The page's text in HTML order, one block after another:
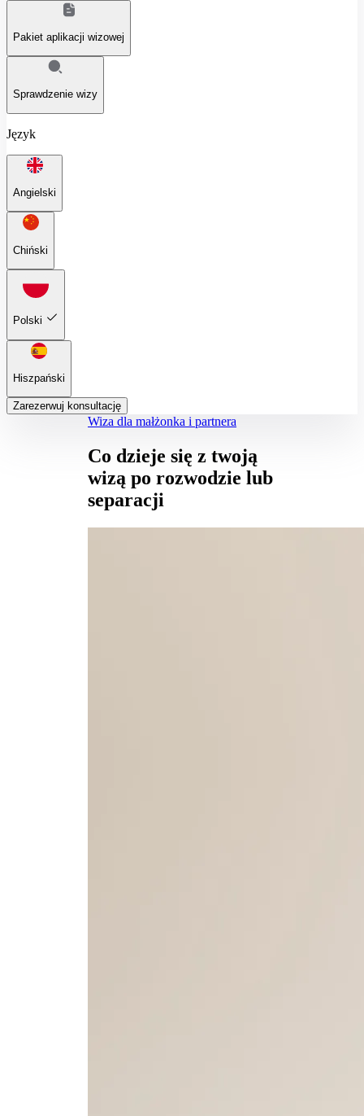
Pakiet aplikacji wizowej
Sprawdzenie wizy
Język
Angielski
Chiński
Polski
Hiszpański
Zarezerwuj konsultację
Wiza dla małżonka i partnera
Co dzieje się z twoją
wizą po rozwodzie lub
separacji